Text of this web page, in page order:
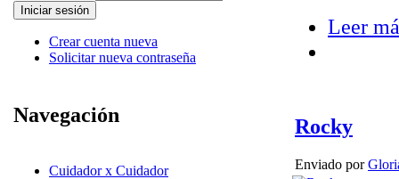
Crear cuenta nueva
Solicitar nueva contraseña
Navegación
Cuidador x Cuidador
Leer
Rocky
Enviado por